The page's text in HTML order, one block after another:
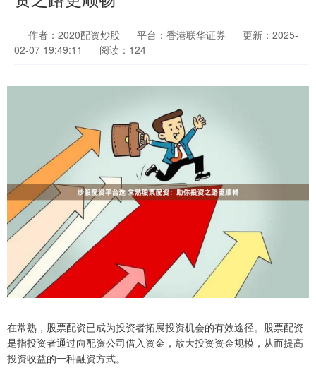
作者：2020配资炒股 平台：香港联华证券
更新：2025-
02-07 19:49:11
阅读：124
在常熟，股票配资已成为投资者拓展投资机会的有效途径。股票配资
是指投资者通过向配资公司借入资金，放大投资资金规模，从而提高
投资收益的一种融资方式。